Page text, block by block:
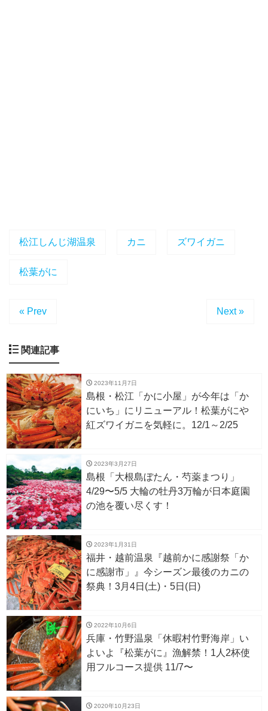
松江しんじ湖温泉 カニ ズワイガニ
松葉がに
« Prev Next »
関連記事
2023年11月7日
島根・松江「かに小屋」が今年は「か
にいち」にリニューアル！松葉がにや
紅ズワイガニを気軽に。12/1～2/25
2023年3月27日
島根「大根島ぼたん・芍薬まつり」
4/29〜5/5 大輪の牡丹3万輪が日本庭園
の池を覆い尽くす！
2023年1月31日
福井・越前温泉『越前かに感謝祭「か
に感謝市」』今シーズン最後のカニの
祭典！3月4日(土)・5日(日)
2022年10月6日
兵庫・竹野温泉「休暇村竹野海岸」い
よいよ『松葉がに』漁解禁！1人2杯使
用フルコース提供 11/7〜
2020年10月23日